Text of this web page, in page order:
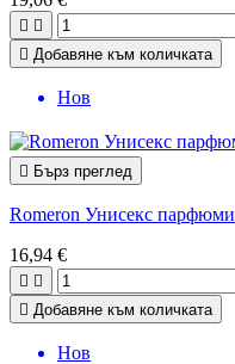
 
 Добавяне към количката
Нов
 Бърз преглед
Romeron Унисекс парфюми
16,94 €
 
 Добавяне към количката
Нов